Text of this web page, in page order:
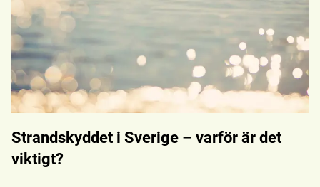
Strandskyddet i Sverige – varför är det
viktigt?